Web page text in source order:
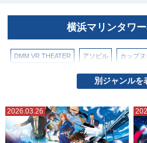
横浜マリンタワ
DMM VR THEATER アソビル カップ
コニカミノルタプラネタリアYOKOHAMA
北仲ブリック＆ホワイト 山下公園
別ジャンルを
2026.03.26